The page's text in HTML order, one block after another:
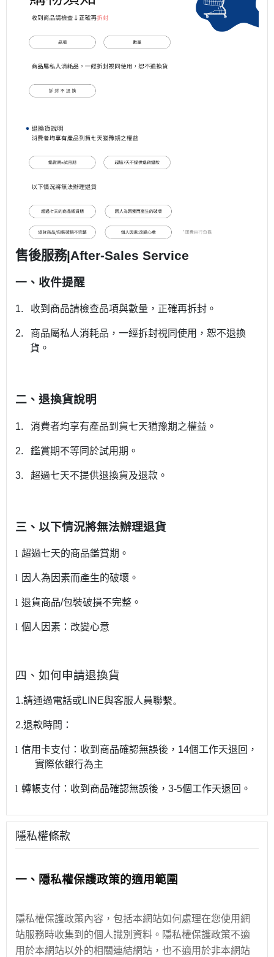
售後服務|After-Sales Service
一、收件提醒
1. 收到商品請檢查品項與數量，正確再拆封。
2.
商品屬私人消耗品，一經拆封視同使用，恕不退換
貨。
二、退換貨說明
1. 消費者均享有產品到貨七天猶豫期之權益。
2. 鑑賞期不等同於試用期。
3. 超過七天不提供退換貨及退款。
三、以下情況將無法辦理退貨
l 超過七天的商品鑑賞期。
l 因人為因素而產生的破壞。
l 退貨商品/包裝破損不完整。
l 個人因素：改變心意
四、如何申請退換貨
1.請通過電話或LINE與客服人員聯繫。
2.退款時間：
l 信用卡支付：收到商品確認無誤後， 14個工作天退回，
實際依銀行為主
l 轉帳支付：收到商品確認無誤後， 3-5個工作天退回。
隱私權條款
一、隱私權保護政策的適用範圍
隱私權保護政策內容，包括本網站如何處理在您使用網
站服務時收集到的個人識別資料。隱私權保護政策不適
用於本網站以外的相關連結網站，也不適用於非本網站